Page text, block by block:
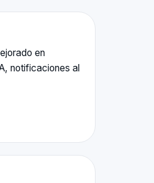
en
notificaciones al